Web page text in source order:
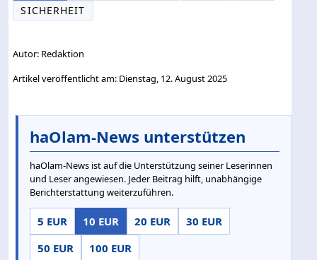
SICHERHEIT
Autor: Redaktion
Artikel veröffentlicht am: Dienstag, 12. August 2025
haOlam-News unterstützen
haOlam-News ist auf die Unterstützung seiner Leserinnen
und Leser angewiesen. Jeder Beitrag hilft, unabhängige
Berichterstattung weiterzuführen.
5 EUR 10 EUR 20 EUR
30 EUR
50 EUR
100 EUR